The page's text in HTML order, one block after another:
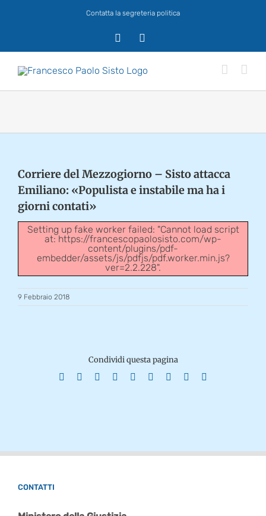
Contatta la segreteria politica
Corriere del Mezzogiorno – Sisto attacca
Emiliano: «Populista e instabile ma ha i
giorni contati»
Setting up fake worker failed: "Cannot load script
at: https://francescopaolosisto.com/wp-
content/plugins/pdf-
embedder/assets/js/pdfjs/pdf.worker.min.js?
ver=2.2.228".
9 Febbraio 2018
Condividi questa pagina
Facebook Reddit LinkedInWhatsApp
TumblrPinterest
CONTATTI